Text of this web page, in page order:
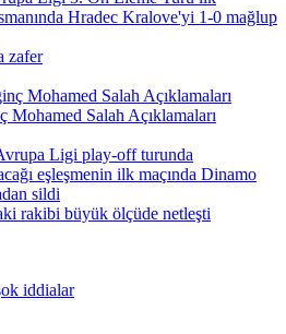
zafer
Mohamed Salah Açıklamaları
rakibi büyük ölçüde netleşti
iddialar